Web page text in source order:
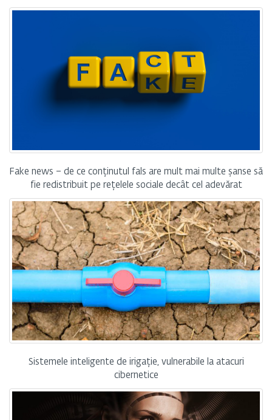
Fake news – de ce conținutul fals are mult mai multe șanse să
fie redistribuit pe rețelele sociale decât cel adevărat
Sistemele inteligente de irigație, vulnerabile la atacuri
cibernetice